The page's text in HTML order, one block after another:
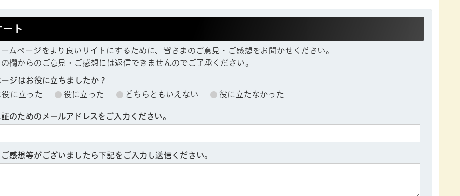
ート
ムページをより良いサイトにするために、皆さまのご意見・ご感想をお聞かせください。
欄からのご意見・ご感想には返信できませんのでご了承ください。
ジはお役に立ちましたか？
役に立った
役に立った どちらともいえない 役に立たなかった
証のためのメールアドレスをご入力ください。
感想等がございましたら下記をご入力し送信ください。